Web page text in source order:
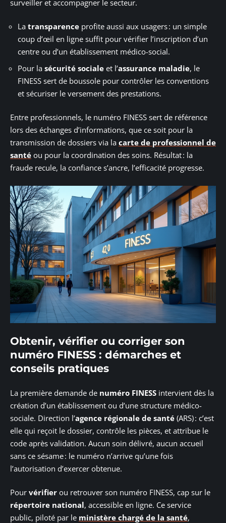
surveiller et accompagner le secteur.
La transparence profite aussi aux usagers : un simple
coup d’œil en ligne suffit pour vérifier l’inscription d’un
centre ou d’un établissement médico-social.
Pour la sécurité sociale et l’assurance maladie, le
FINESS sert de boussole pour contrôler les conventions
et sécuriser le versement des prestations.
Entre professionnels, le numéro FINESS sert de référence
lors des échanges d’informations, que ce soit pour la
transmission de dossiers via la carte de professionnel de
santé ou pour la coordination des soins. Résultat : la
fraude recule, la confiance s’ancre, l’efficacité progresse.
Obtenir, vérifier ou corriger son
numéro FINESS : démarches et
conseils pratiques
La première demande de numéro FINESS intervient dès la
création d’un établissement ou d’une structure médico-
sociale. Direction l’agence régionale de santé (ARS) : c’est
elle qui reçoit le dossier, contrôle les pièces, et attribue le
code après validation. Aucun soin délivré, aucun accueil
sans ce sésame : le numéro n’arrive qu’une fois
l’autorisation d’exercer obtenue.
Pour vérifier ou retrouver son numéro FINESS, cap sur le
répertoire national, accessible en ligne. Ce service
public, piloté par le ministère chargé de la santé,